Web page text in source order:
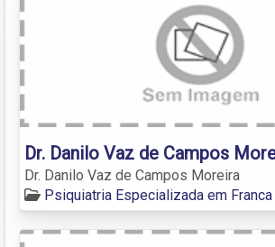
Dr. Danilo Vaz de Campos
Dr. Danilo Vaz de Campos Moreira
Psiquiatria Especializada em Franca